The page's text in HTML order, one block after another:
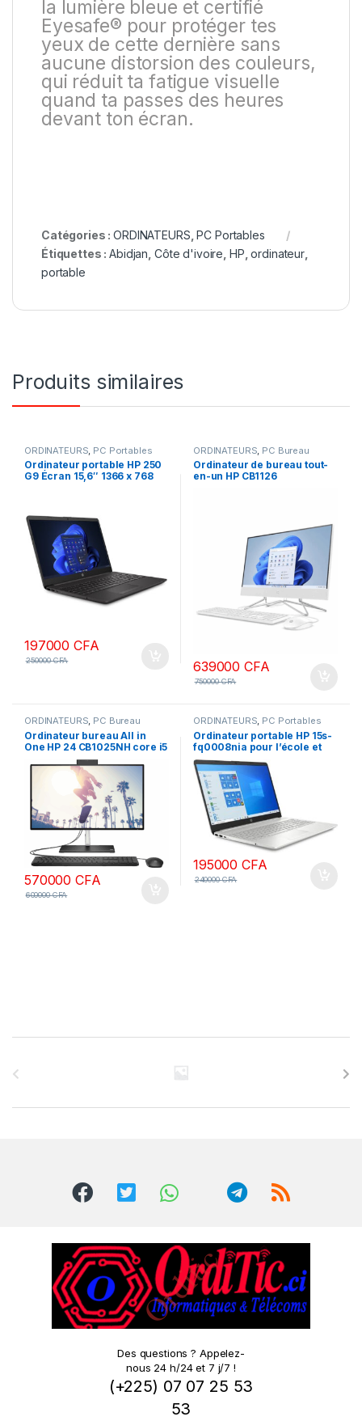
la lumière bleue et certifié
Eyesafe® pour protéger tes
yeux de cette dernière sans
aucune distorsion des couleurs,
qui réduit ta fatigue visuelle
quand ta passes des heures
devant ton écran.
Catégories :ORDINATEURS ,PC Portables
Étiquettes :Abidjan Côte d'ivoire HP ,ordinateur,
portable
Produits similaires
ORDINATEURS PC Portables
Ordinateur portable HP 250
G9 Écran 15,6″ 1366 x 768
197000CFA
250000CFA
ORDINATEURS PC Bureau
Ordinateur de bureau tout-
en-un HP CB1126
blanche, clavier AZERTY,
garantie 1 an
639000CFA
750000CFA
ORDINATEURS, PC Bureau
Ordinateur bureau All in
One HP 24 CB1025NH core i5
8gb Ram 512 SSD écran 24
pouces, non tactile 12ème
génération
570000CFA
600000CFA
ORDINATEURS, PC Portables
Ordinateur portable HP 15s-
fq0008nia pour l’école et
les affaires (Intel Celeron
N4120 4 cœurs, 8 Go de
RAM, SSD PCIe 512 Go, Intel
UHD 600, 15,6″ 60 Hz HD
(1366×768), WiFi, Bluetooth,
webcam, Win 10 Pro)
195000CFA
240000CFA
Des questions ? Appelez-
nous 24 h/24 et 7 j/7 !
(+225) 07 07 25 53
53